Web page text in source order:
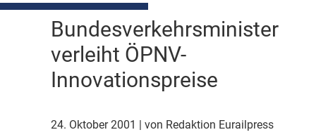
Bundesverkehrsminister
verleiht ÖPNV-
Innovationspreise
24. Oktober 2001 | von Redaktion Eurailpress